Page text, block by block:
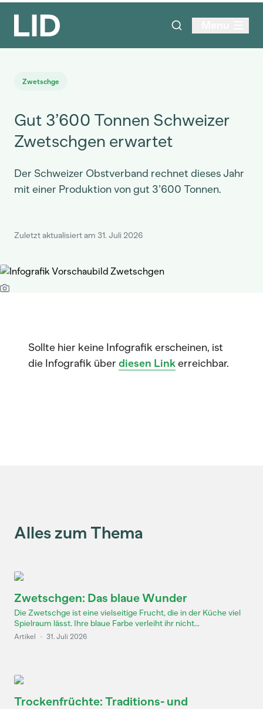
Zwetschge
Gut 3’600 Tonnen Schweizer
Zwetschgen erwartet
Der Schweizer Obstverband rechnet dieses Jahr
mit einer Produktion von gut 3’600 Tonnen.
Zuletzt aktualisiert am 31. Juli 2026
Sollte hier keine Infografik erscheinen, ist
die Infografik über diesen Linkerreichbar.
Alles zum Thema
Zwetschgen: Das blaue Wunder
Die Zwetschge ist eine vielseitige Frucht, die in der Küche viel
Spielraum lässt. Ihre blaue Farbe verleiht ihr nicht...
Artikel · 31. Juli 2026
Trockenfrüchte: Traditions- und